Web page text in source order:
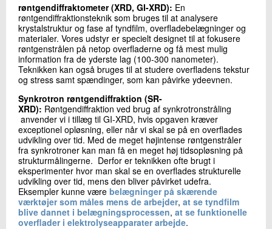
røntgendiffraktometer (XRD, GI-XRD): En
røntgendiffraktionsteknik som bruges til at analysere
krystalstruktur og fase af tyndfilm, overfladebelægninger og
materialer. Vores udstyr er specielt designet til at fokusere
røntgenstrålen på netop overfladerne og få mest mulig
information fra de yderste lag (100-300 nanometer).
Teknikken kan også bruges til at studere overfladens tekstur
og stress samt spændinger, som kan påvirke ydeevnen.
Synkrotron røntgendiffraktion (SR-
XRD): Røntgendiffraktion ved brug af synkrotronstråling
anvender vi i tillæg til GI-XRD, hvis opgaven kræver
exceptionel opløsning, eller når vi skal se på en overflades
udvikling over tid. Med de meget højintense røntgenstråler
fra synkrotroner kan man få en meget høj tidsopløsning på
strukturmålingerne. Derfor er teknikken ofte brugt i
eksperimenter hvor man skal se en overflades strukturelle
udvikling over tid, mens den bliver påvirket udefra.
Eksempler kunne være belægninger på skærende
værktøjer som måles mens de arbejder, at se tyndfilm
blive dannet i belægningsprocessen, at se funktionelle
overflader i elektrolyseapparater arbejde.